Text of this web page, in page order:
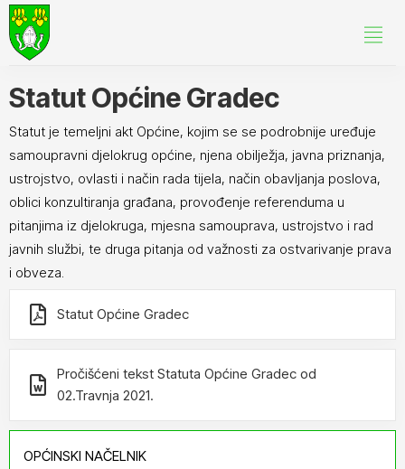
Statut Općine Gradec
Statut je temeljni akt Općine, kojim se se podrobnije uređuje
samoupravni djelokrug općine, njena obilježja, javna priznanja,
ustrojstvo, ovlasti i način rada tijela, način obavljanja poslova,
oblici konzultiranja građana, provođenje referenduma u
pitanjima iz djelokruga, mjesna samouprava, ustrojstvo i rad
javnih službi, te druga pitanja od važnosti za ostvarivanje prava
i obveza.
Statut Općine Gradec
Pročišćeni tekst Statuta Općine Gradec od
02.Travnja 2021.
OPĆINSKI NAČELNIK